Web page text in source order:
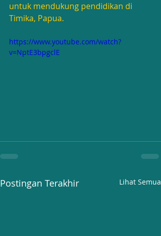
untuk mendukung pendidikan di
Timika, Papua.
https://www.youtube.com/watch?
v=NptE3bpgclE
Postingan Terakhir Lihat Semua